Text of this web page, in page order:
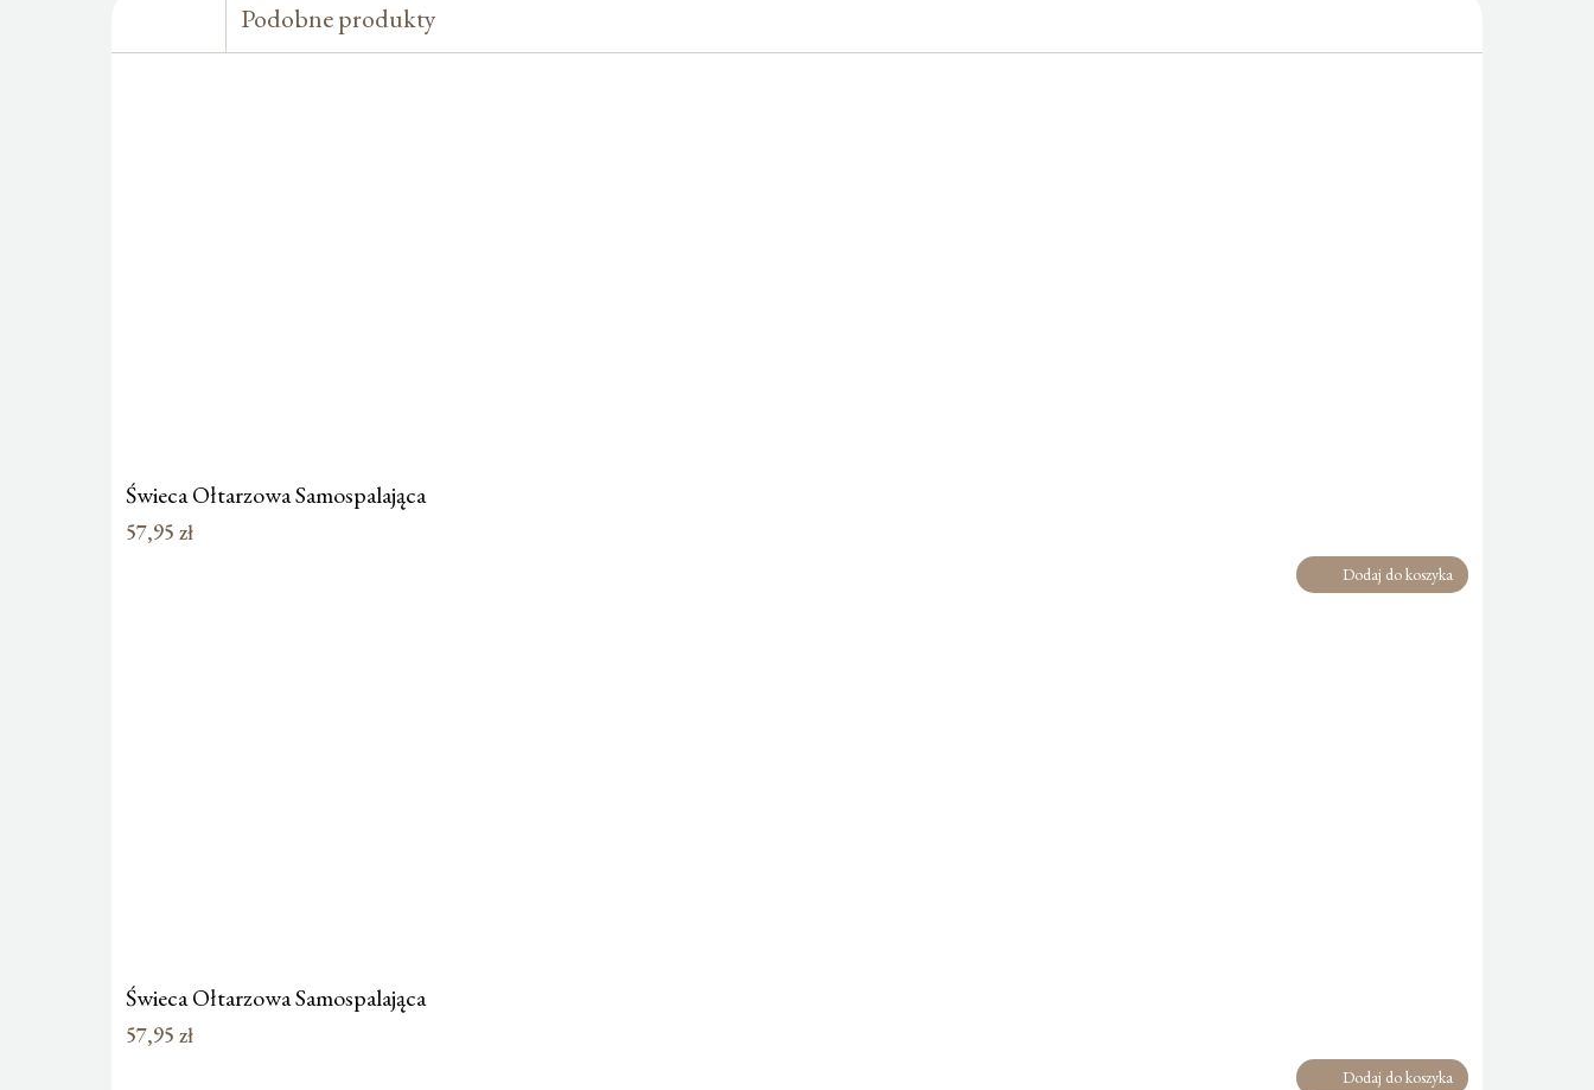
Podobne produkty
Świeca Ołtarzowa Samospalająca
57,95 zł
Dodaj do koszyka
Świeca Ołtarzowa Samospalająca
57,95 zł
Dodaj do koszyka